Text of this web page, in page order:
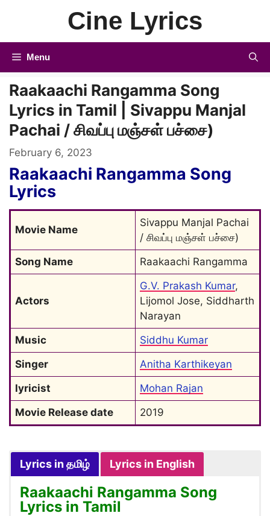
Cine Lyrics
Menu
Raakaachi Rangamma Song
Lyrics in Tamil | Sivappu Manjal
Pachai / சிவப்பு மஞ்சள் பச்சை)
February 6, 2023
Raakaachi Rangamma Song
Lyrics
Movie Name
Sivappu Manjal Pachai
/ சிவப்பு மஞ்சள் பச்சை)
Song Name
Raakaachi Rangamma
Actors
G.V. Prakash Kumar,
Lijomol Jose, Siddharth
Narayan
Music
Siddhu Kumar
Singer
Anitha Karthikeyan
lyricist
Mohan Rajan
Movie Release date
2019
Lyrics in தமிழ் Lyrics in English
Raakaachi Rangamma Song
Lyrics in Tamil